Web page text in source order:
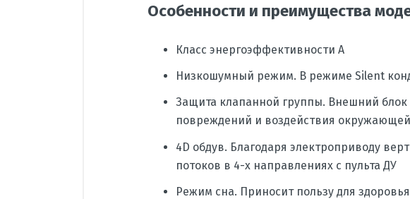
Особенности и преимущества
Класс энергоэффективности A
Низкошумный режим. В режиме Silent
Защита клапанной группы. Внешний
повреждений и воздействия
4D обдув. Благодаря электроприводу
потоков в 4-х направлениях с пульта ДУ
Режим сна. Приносит пользу для